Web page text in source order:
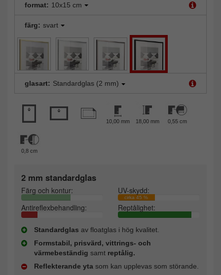
format: 10x15 cm
färg: svart
glasart: Standardglas (2 mm)
10,00 mm 18,00 mm 0,55 cm
0,8 cm
2 mm standardglas
Färg och kontur: UV-skydd:
cirka 45 %
Antireflexbehandling: Reptålighet:
Standardglas av floatglas i hög kvalitet.
Formstabil, prisvärd, vittrings- och
värmebeständig samt reptålig.
Reflekterande yta som kan upplevas som störande.